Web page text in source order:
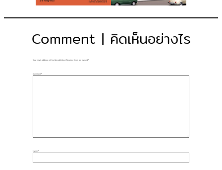
Comment | คิดเห็นอย่างไร
Your email address will not be published. Required fields are marked *
Comment *
Name *